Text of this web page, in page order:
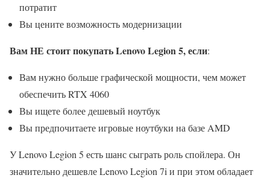
потратит
Вы цените возможность модернизации
Вам НЕ стоит покупать Lenovo Legion 5, если:
Вам нужно больше графической мощности, чем может
обеспечить RTX 4060
Вы ищете более дешевый ноутбук
Вы предпочитаете игровые ноутбуки на базе AMD
У Lenovo Legion 5 есть шанс сыграть роль спойлера. Он
значительно дешевле Lenovo Legion 7i и при этом обладает